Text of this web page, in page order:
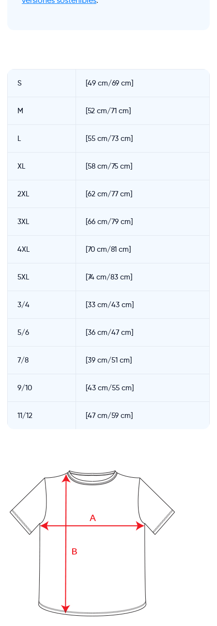
S [49 cm/69 cm]
M [52 cm/71 cm]
L [55 cm/73 cm]
XL [58 cm/75 cm]
2XL [62 cm/77 cm]
3XL [66 cm/79 cm]
4XL [70 cm/81 cm]
5XL [74 cm/83 cm]
3/4 [33 cm/43 cm]
5/6 [36 cm/47 cm]
7/8 [39 cm/51 cm]
9/10 [43 cm/55 cm]
11/12 [47 cm/59 cm]